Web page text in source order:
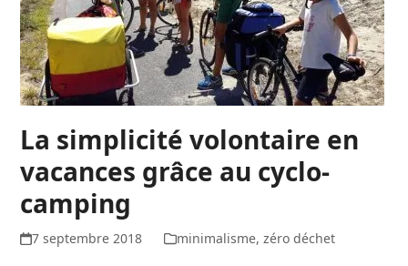
La simplicité volontaire en
vacances grâce au cyclo-
camping
7 septembre 2018 minimalisme, zéro déchet